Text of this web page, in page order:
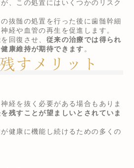
、この処置にはいくつかのリスク
抜髄の処置を行った後に歯髄幹細
経や血管の再生を促進します。
回復させ、 従来の治療では得られ
康維持が期待できます 。
すメリット
経を抜く必要がある場合もありま
残すことが望ましいとされていま
健康に機能し続けるための多くの